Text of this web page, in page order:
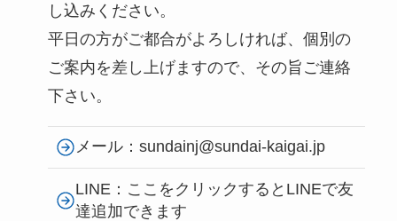
し込みください。
平日の方がご都合がよろしければ、個別の
ご案内を差し上げますので、その旨ご連絡
下さい。
メール：sundainj@sundai-kaigai.jp
LINE：ここをクリックするとLINEで友
達追加できます